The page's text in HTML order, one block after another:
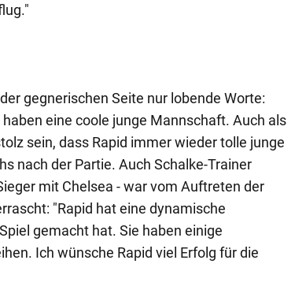
gegnerischen Seite nur lobende Worte:
eine coole junge Mannschaft. Auch als
sein, dass Rapid immer wieder tolle junge
nach der Partie. Auch Schalke-Trainer
mit Chelsea - war vom Auftreten der
"Rapid hat eine dynamische
gemacht hat. Sie haben einige
Ich wünsche Rapid viel Erfolg für die